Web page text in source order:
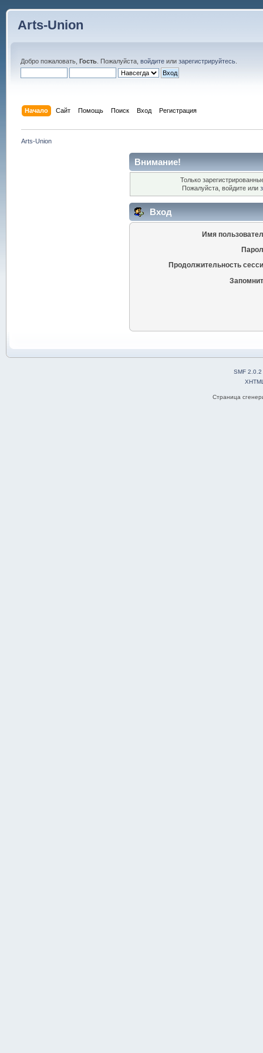
Arts-Union
Добро пожаловать, Гость. Пожалуйста, войдитеили зарегистрируйтесь.
Начало Сайт Помощь Поиск Вход Регистрация
Arts-Union
Внимание!
Только
Пожалуйста, войдите или
Вход
Имя
Продолжительность
SMF 2.0.2
Страница